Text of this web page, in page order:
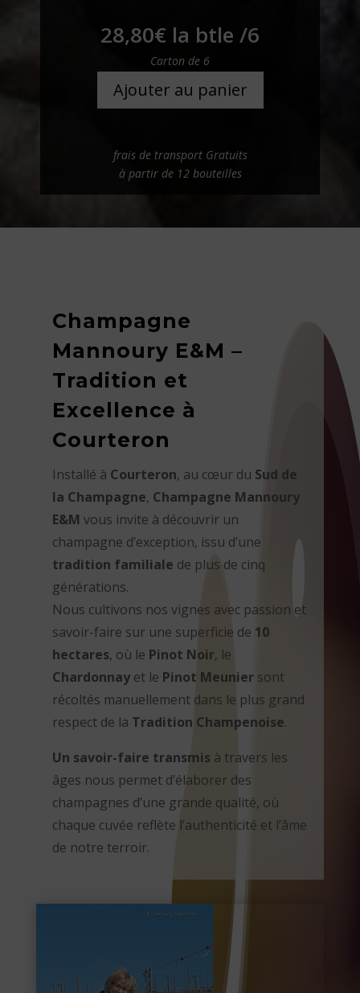
28,80€ la btle /6
Carton de 6
Ajouter au panier
frais de transport Gratuits
à partir de 12 bouteilles
Champagne
Mannoury E&M –
Tradition et
Excellence à
Courteron
Installé à Courteron, au cœur du Sud de
la Champagne, Champagne Mannoury
E&M vous invite à découvrir un
champagne d’exception, issu d’une
tradition familiale de plus de cinq
générations.
Nous cultivons nos vignes avec passion et
savoir-faire sur une superficie de 10
hectares, où le Pinot Noir, le
Chardonnayet le Pinot Meuniersont
récoltés manuellement dans le plus grand
respect de la Tradition Champenoise.
Un savoir-faire transmis à travers les
âges nous permet d’élaborer des
champagnes d’une grande qualité, où
chaque cuvée reflète l’authenticité et l’âme
de notre terroir.